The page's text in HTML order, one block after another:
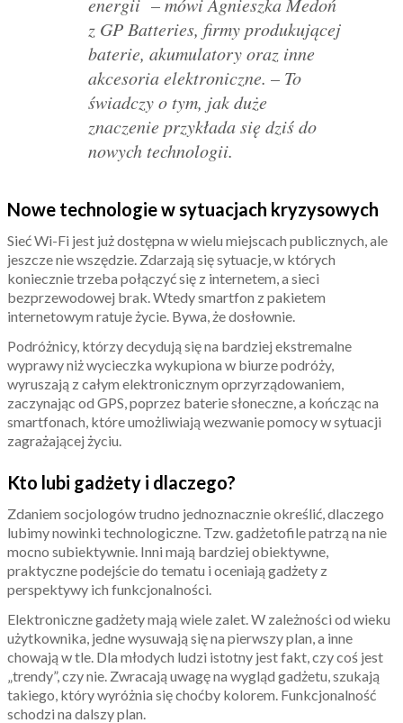
z GP Batteries, firmy produkującej
baterie, akumulatory oraz inne
akcesoria elektroniczne. – To
świadczy o tym, jak duże
znaczenie przykłada się dziś do
nowych technologii.
Nowe technologie w sytuacjach kryzysowych
Sieć Wi-Fi jest już dostępna w wielu miejscach publicznych, ale
jeszcze nie wszędzie. Zdarzają się sytuacje, w których
koniecznie trzeba połączyć się z internetem, a sieci
bezprzewodowej brak. Wtedy smartfon z pakietem
internetowym ratuje życie. Bywa, że dosłownie.
Podróżnicy, którzy decydują się na bardziej ekstremalne
wyprawy niż wycieczka wykupiona w biurze podróży,
wyruszają z całym elektronicznym oprzyrządowaniem,
zaczynając od GPS, poprzez baterie słoneczne, a kończąc na
smartfonach, które umożliwiają wezwanie pomocy w sytuacji
zagrażającej życiu.
Kto lubi gadżety i dlaczego?
Zdaniem socjologów trudno jednoznacznie określić, dlaczego
lubimy nowinki technologiczne. Tzw. gadżetofile patrzą na nie
mocno subiektywnie. Inni mają bardziej obiektywne,
praktyczne podejście do tematu i oceniają gadżety z
perspektywy ich funkcjonalności.
Elektroniczne gadżety mają wiele zalet. W zależności od wieku
użytkownika, jedne wysuwają się na pierwszy plan, a inne
chowają w tle. Dla młodych ludzi istotny jest fakt, czy coś jest
„trendy”, czy nie. Zwracają uwagę na wygląd gadżetu, szukają
takiego, który wyróżnia się choćby kolorem. Funkcjonalność
schodzi na dalszy plan.